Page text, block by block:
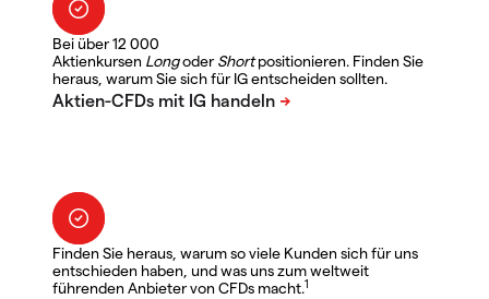
Bei über 12 000
Aktienkursen LongoderShortpositionieren. Finden Sie
heraus, warum Sie sich für IG entscheiden sollten.
Finden Sie heraus, warum so viele Kunden sich für uns
entschieden haben, und was uns zum weltweit
führenden Anbieter von CFDs macht.1